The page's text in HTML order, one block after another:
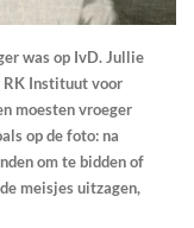
was op IvD. Jullie
RK Instituut voor
moesten vroeger
op de foto: na
om te bidden of
meisjes uitzagen,